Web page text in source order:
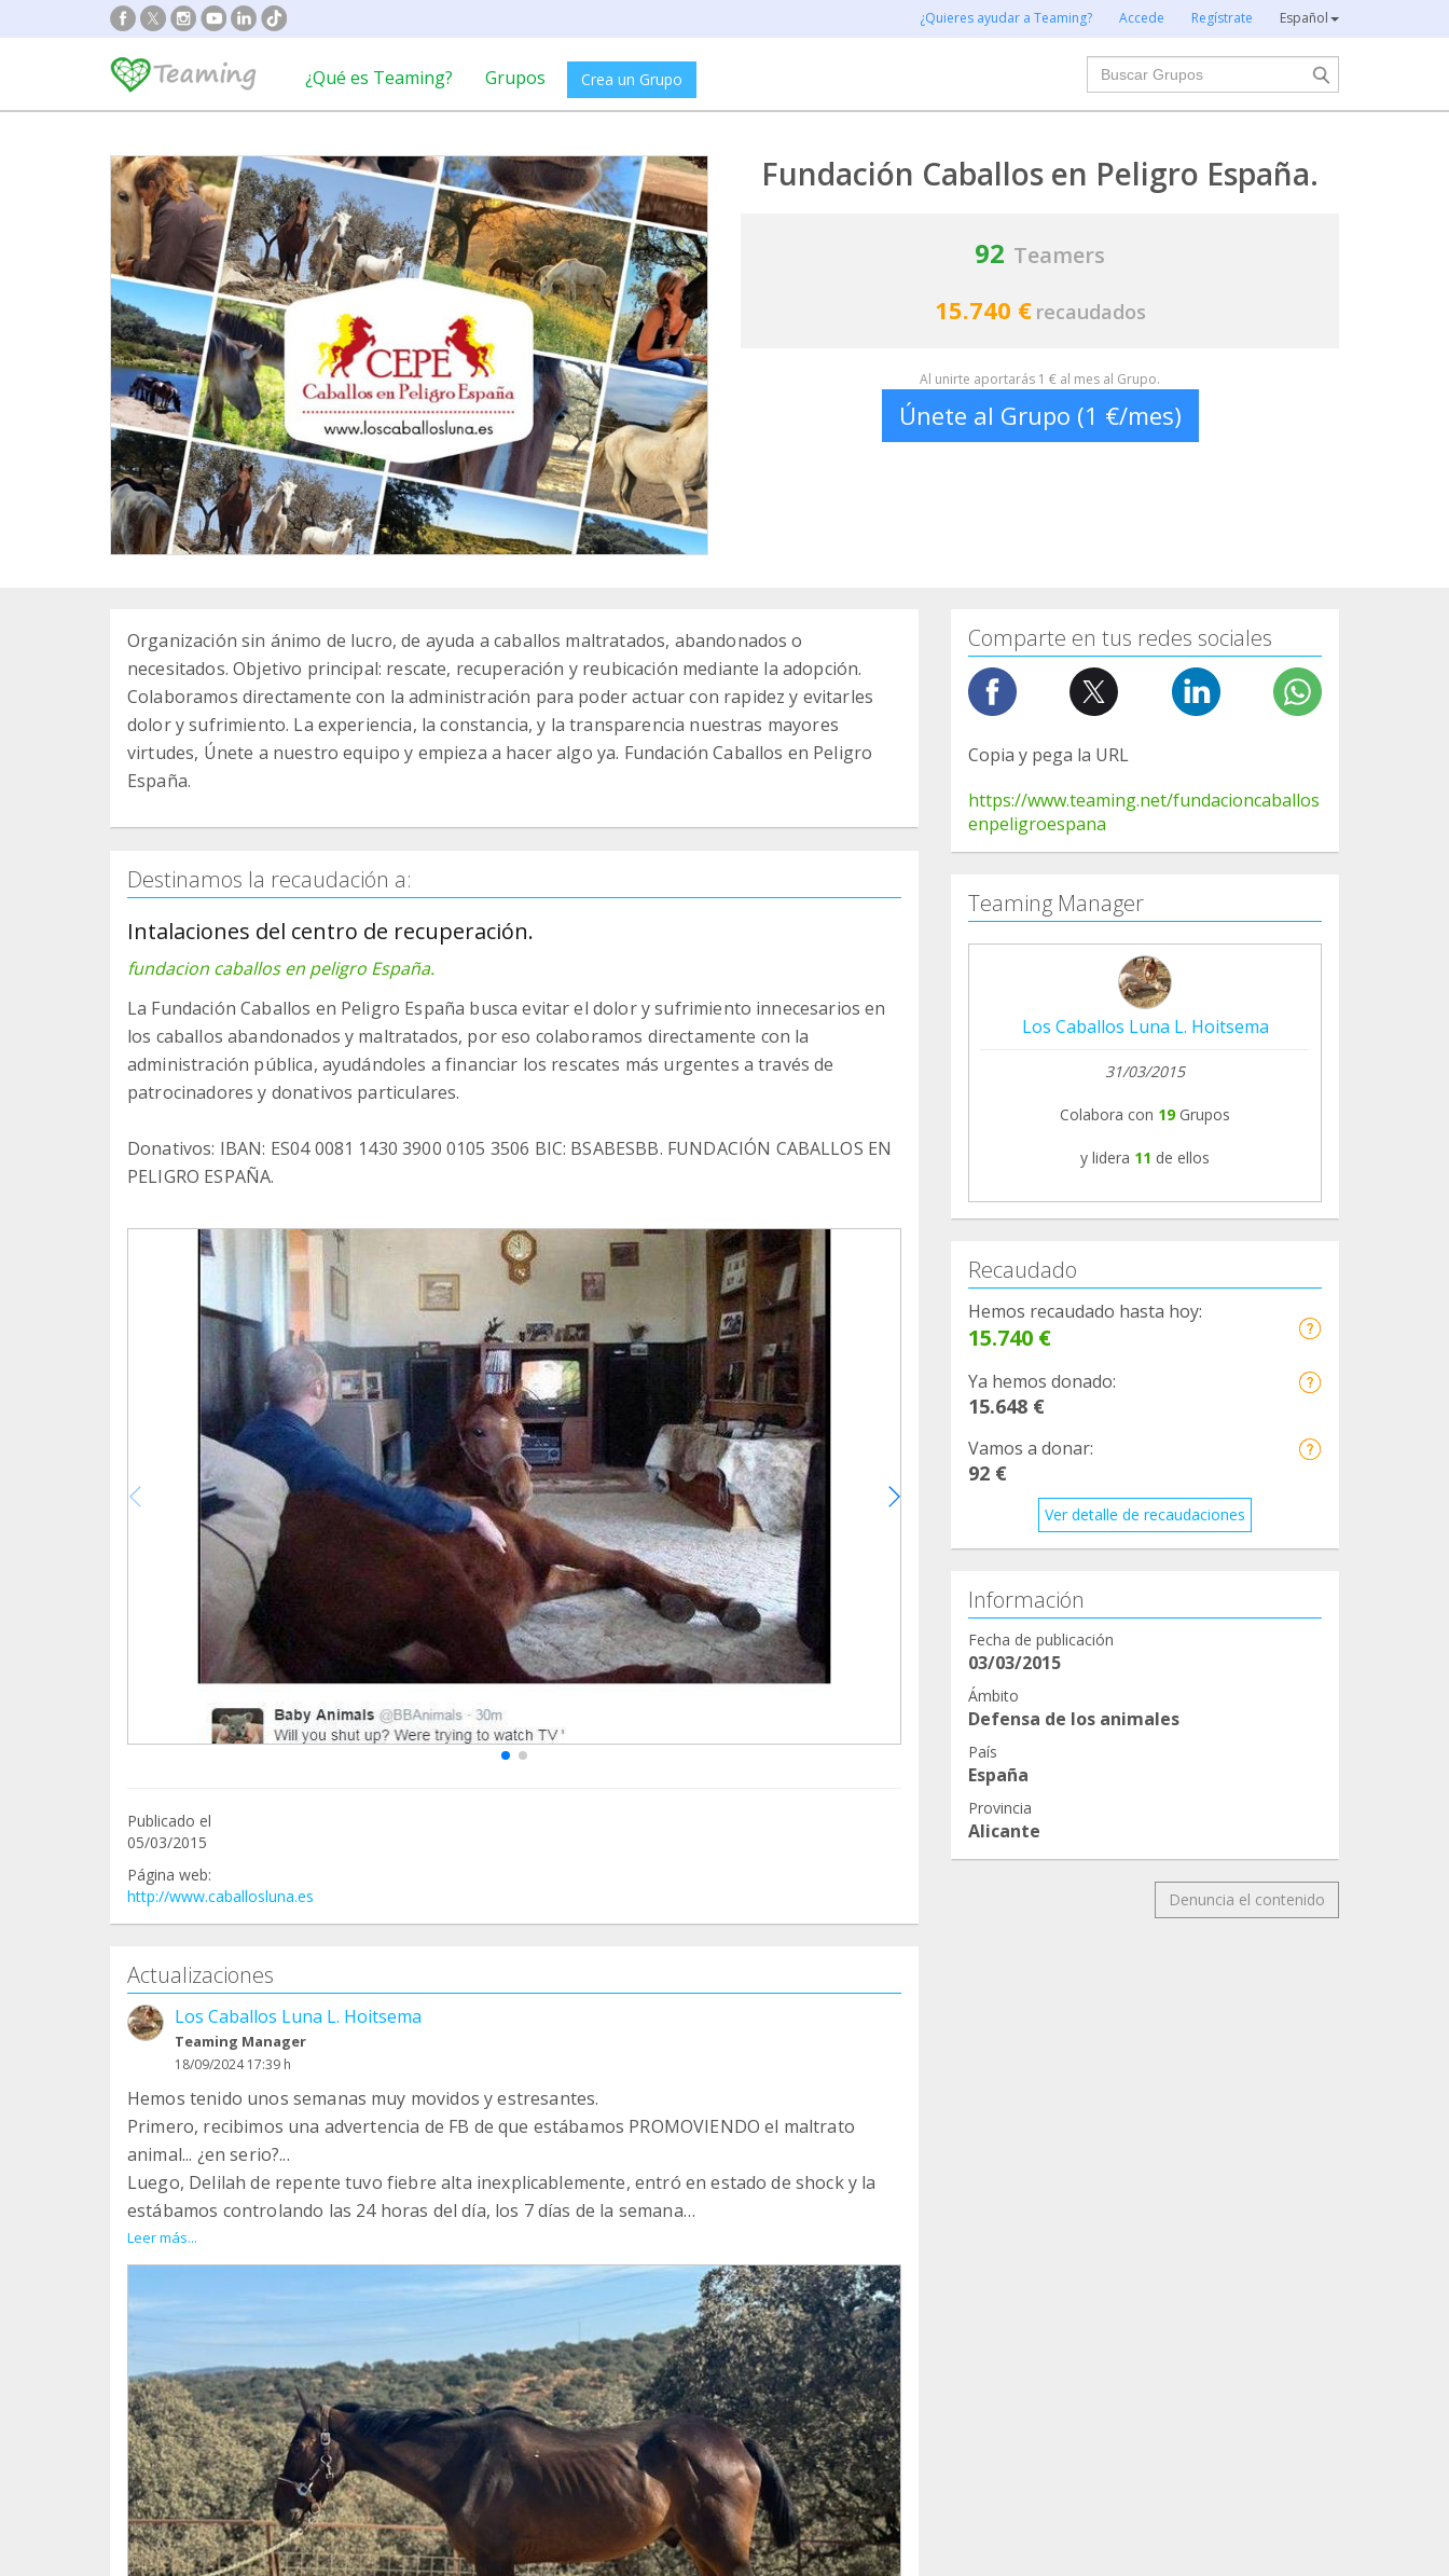
¿Quieres ayudar a Teaming? Accede Regístrate Español
¿Qué es Teaming? Grupos Crea un Grupo
Buscar
Fundación Caballos en Peligro España.
92 Teamers
15.740 € recaudados
Al unirte aportarás 1 € al mes al Grupo.
Únete al Grupo (1 €/mes)
Organización sin ánimo de lucro, de ayuda a caballos maltratados, abandonados o
necesitados. Objetivo principal: rescate, recuperación y reubicación mediante la adopción.
Colaboramos directamente con la administración para poder actuar con rapidez y evitarles
dolor y sufrimiento. La experiencia, la constancia, y la transparencia nuestras mayores
virtudes, Únete a nuestro equipo y empieza a hacer algo ya. Fundación Caballos en Peligro
España.
Destinamos la recaudación a:
Intalaciones del centro de recuperación.
fundacion caballos en peligro España.
La Fundación Caballos en Peligro España busca evitar el dolor y sufrimiento innecesarios en
los caballos abandonados y maltratados, por eso colaboramos directamente con la
administración pública, ayudándoles a financiar los rescates más urgentes a través de
patrocinadores y donativos particulares.
Donativos: IBAN: ES04 0081 1430 3900 0105 3506 BIC: BSABESBB. FUNDACIÓN CABALLOS EN
PELIGRO ESPAÑA.
Publicado el
05/03/2015
Página web:
http://www.caballosluna.es
Actualizaciones
Los Caballos Luna L. Hoitsema
Teaming Manager
18/09/2024 17:39 h
Hemos tenido unos semanas muy movidos y estresantes.
Primero, recibimos una advertencia de FB de que estábamos PROMOVIENDO el maltrato
animal... ¿en serio?...
Luego, Delilah de repente tuvo fiebre alta inexplicablemente, entró en estado de shock y la
estábamos controlando las 24 horas del día, los 7 días de la semana
Luego recibimos un mensaje de que un burro de apenas 3 años había sido abandonado a su
suerte.
Entretanto, trasladamos los caballos a otra parte del parque natural donde el lago contenía
Y para colmo, hace 5 días recogimos un caballo que estaba convenientemente encerrado en
un establo sin agua ni agua por un caso de asesinato.
La cosa no puede volverse más loca.
Mientras tanto, Delilah está fuera de la zona de peligro y se encuentra bien.
Tygo, el burro, y Bernando, el caballo también se encuentran bien dadas las circunstancias.
Y ahora esperemos que las cosas se mantengan tranquilas.
Leer más...
Comparte en tus redes sociales
Copia y pega la URL
https://www.teaming.net/fundacioncaballos
enpeligroespana
Teaming Manager
Los Caballos Luna L. Hoitsema
31/03/2015
Colabora con 19Grupos
y lidera 11 de ellos
Recaudado
Hemos recaudado hasta hoy:
15.740 €
Ya hemos donado:
15.648 €
Vamos a donar:
92 €
Ver detalle de recaudaciones
Información
Fecha de publicación
03/03/2015
Ámbito
Defensa de los animales
País
España
Provincia
Alicante
Denuncia el contenido